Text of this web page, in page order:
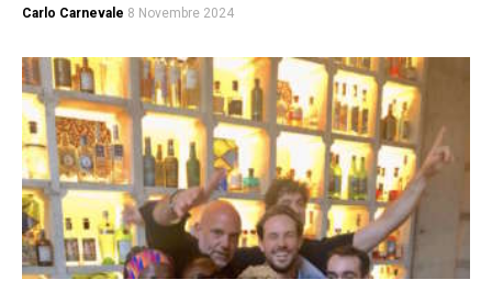
Carlo Carnevale 8 Novembre 2024